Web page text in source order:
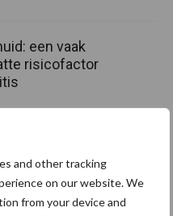
and other tracking
on our website. We
from your device and
een vaak
risicofactor
groeien in
Nederlandse